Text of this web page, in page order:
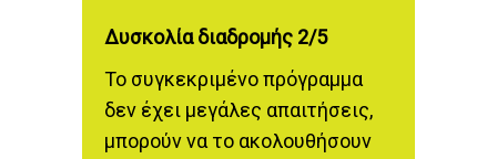
Δυσκολία διαδρομής 2/5
Το συγκεκριμένο πρόγραμμα
δεν έχει μεγάλες απαιτήσεις,
μπορούν να το ακολουθήσουν